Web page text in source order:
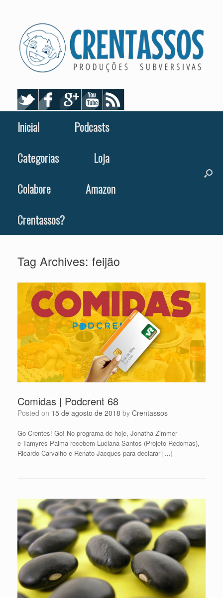
Inicial
Podcasts
Categorias
Loja
Colabore
Amazon
Crentassos?
Tag Archives: feijão
Comidas | Podcrent 68
Posted on 15 de agosto de 2018 by Crentassos
Go Crentes! Go! No programa de hoje, Jonatha Zimmer
e Tamyres Palma recebem Luciana Santos (Projeto Redomas),
Ricardo Carvalho e Renato Jacques para declarar […]